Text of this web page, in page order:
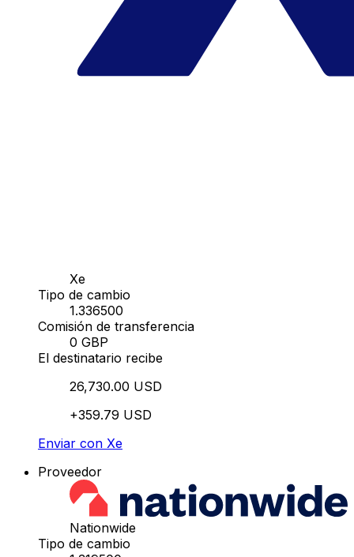
Xe
Tipo de cambio
1.336500
Comisión de transferencia
0 GBP
El destinatario recibe
26,730.00 USD
+359.79 USD
Enviar con Xe
Proveedor
Nationwide
Tipo de cambio